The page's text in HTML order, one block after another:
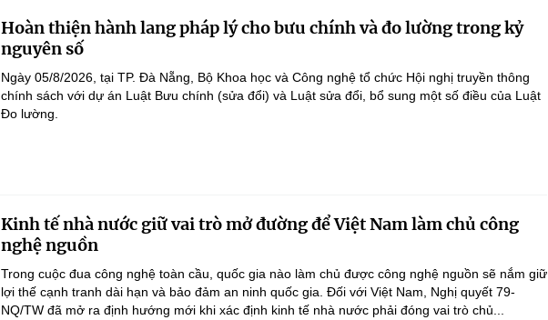
Hoàn thiện hành lang pháp lý cho bưu chính và đo lường trong kỷ
nguyên số
Ngày 05/8/2026, tại TP. Đà Nẵng, Bộ Khoa học và Công nghệ tổ chức Hội nghị truyền thông
chính sách với dự án Luật Bưu chính (sửa đổi) và Luật sửa đổi, bổ sung một số điều của Luật
Đo lường.
Kinh tế nhà nước giữ vai trò mở đường để Việt Nam làm chủ công
nghệ nguồn
Trong cuộc đua công nghệ toàn cầu, quốc gia nào làm chủ được công nghệ nguồn sẽ nắm giữ
lợi thế cạnh tranh dài hạn và bảo đảm an ninh quốc gia. Đối với Việt Nam, Nghị quyết 79-
NQ/TW đã mở ra định hướng mới khi xác định kinh tế nhà nước phải đóng vai trò chủ...